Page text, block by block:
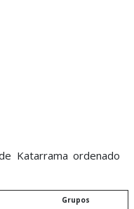
Katarrama ordenado
Grupos